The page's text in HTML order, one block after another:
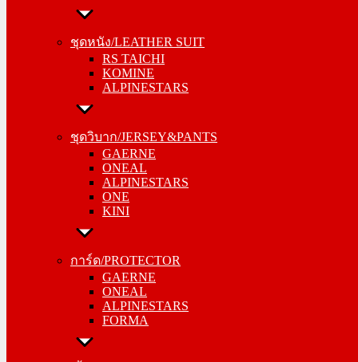
ชุดหนัง/LEATHER SUIT
RS TAICHI
KOMINE
ALPINESTARS
ชุดวิบาก/JERSEY&PANTS
GAERNE
ONEAL
ALPINESTARS
ONE
KINI
การ์ด/PROTECTOR
GAERNE
ONEAL
ALPINESTARS
FORMA
ชุดหนัง/LEATHER SUIT
KOMINE
ALPINESTARS
ชุดวิบาก/JERSEY&PANTS
ONEAL
ALPINESTARS
ONE
KINI
การ์ด/PROTECTOR
ONEAL
ALPINESTARS
FORMA
เสื้อหนัง/LEATHER JACKETS